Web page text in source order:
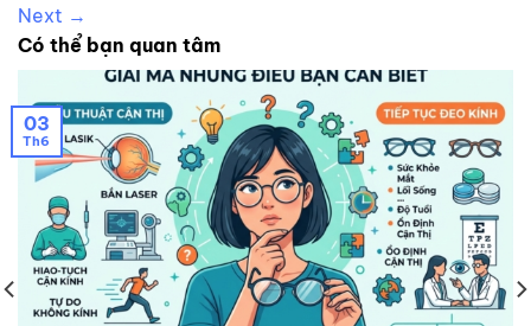
Next →
Có thể bạn quan tâm
03
Th6